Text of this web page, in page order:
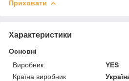
Приховати
Характеристики
Основні
Виробник
YES
Країна виробник